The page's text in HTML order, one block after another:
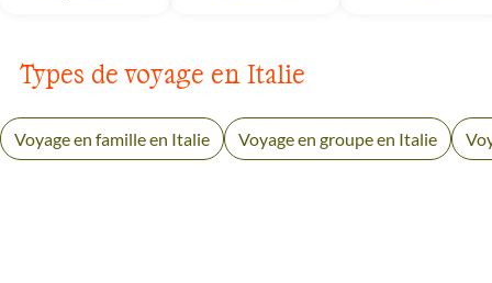
Types de voyage en Italie
Voyage en famille en Italie Voyage en groupe en Italie